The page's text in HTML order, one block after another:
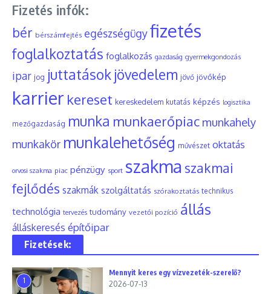
Fizetés infók:
bér bérszámfejtés egészségügyfizetés
foglalkoztatás foglalkozás gazdaság gyermekgondozás
ipar jog juttatások jövedelem jövő jövőkép
karrier kereset kereskedelem kutatás képzés logisztika
mezőgazdaság munka munkaerőpiac munkahely
munkakör munkalehetőség művészet oktatás
orvosi szakma piac pénzügy sport szakma szakmai
fejlődés szakmák szolgáltatás szórakoztatás technikus
technológia tervezés tudomány vezetői pozíció állás
álláskeresés építőipar
Fizetések:
1
Mennyit keres egy vízvezeték-szerelő?
2026-07-13